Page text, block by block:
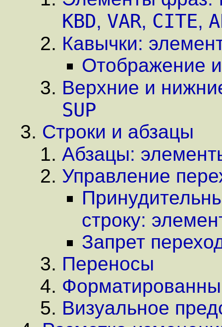
KBD, VAR, CITE,
Кавычки:
Отображение
Верхние и
SUP
Строки и абзацы
Абзацы:
Управление
строку:
Запрет
Переносы
Визуальное